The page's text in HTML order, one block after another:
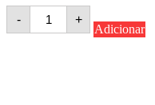
-
Quantidade
Konica
+
Adicionar